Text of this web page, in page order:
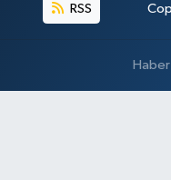
RSS
Haber